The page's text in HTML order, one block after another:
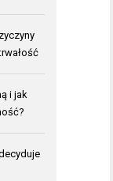
i jak